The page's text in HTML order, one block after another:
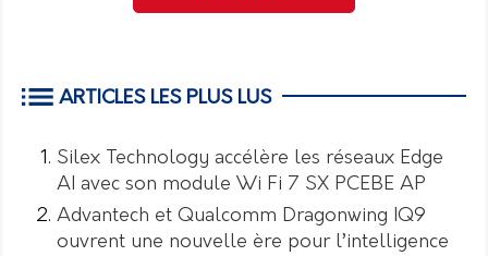
ARTICLES LES PLUS LUS
Silex Technology accélère les réseaux Edge
AI avec son module Wi Fi 7 SX PCEBE AP
Advantech et Qualcomm Dragonwing IQ9
ouvrent une nouvelle ère pour l’intelligence